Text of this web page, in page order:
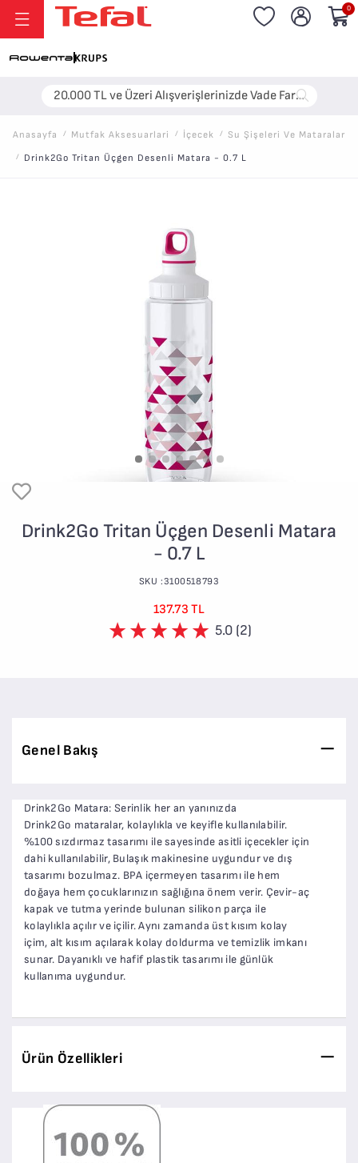
20.000 TL ve Üzeri Alışverişlerinizde Vade Farksız 6 Taksit!
0
Anasayfa / Mutfak Aksesuarlari / İçecek / Su Şişeleri Ve Mataralar
/ Drink2Go Tritan Üçgen Desenli Matara - 0.7 L
Drink2Go Tritan Üçgen Desenli Matara
- 0.7 L
SKU :3100518793
137.73 TL
5.0 (2)
Genel Bakış
Drink2Go Matara: Serinlik her an yanınızda
Drink2Go mataralar, kolaylıkla ve keyifle kullanılabilir.
%100 sızdırmaz tasarımı ile sayesinde asitli içecekler için
dahi kullanılabilir, Bulaşık makinesine uygundur ve dış
tasarımı bozulmaz. BPA içermeyen tasarımı ile hem
doğaya hem çocuklarınızın sağlığına önem verir. Çevir-aç
kapak ve tutma yerinde bulunan silikon parça ile
kolaylıkla açılır ve içilir. Aynı zamanda üst kısım kolay
içim, alt kısım açılarak kolay doldurma ve temizlik imkanı
sunar. Dayanıklı ve hafif plastik tasarımı ile günlük
kullanıma uygundur.
Ürün Özellikleri